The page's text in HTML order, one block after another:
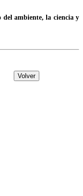
del ambiente, la ciencia y
Volver